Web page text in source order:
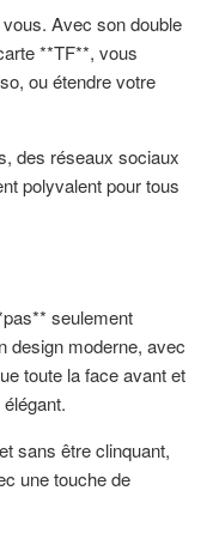
vous. Avec son double
**TF**, vous
ou étendre votre
des réseaux sociaux
polyvalent pour tous
seulement
design moderne, avec
toute la face avant et
sans être clinquant,
une touche de